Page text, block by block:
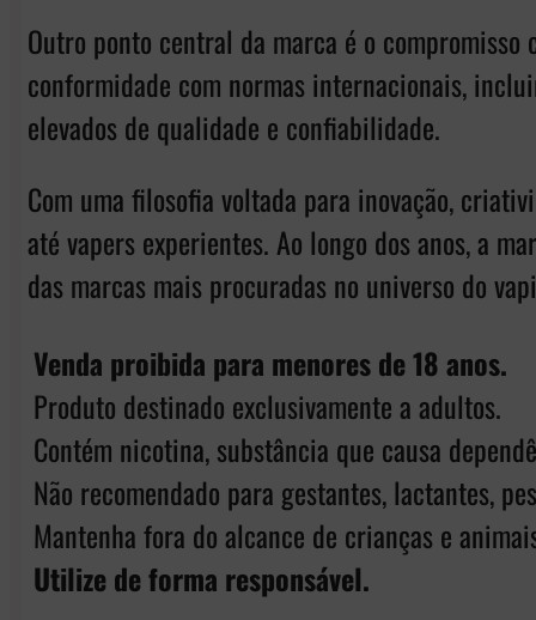
Outro ponto central da marca é o
conformidade com normas internacionais,
elevados de qualidade e confiabilidade.
Com uma filosofia voltada para inovação,
até vapers experientes. Ao longo dos anos, a
das marcas mais procuradas no universo do
Venda proibida para menores de 18 anos.
Produto destinado exclusivamente a adultos.
Contém nicotina, substância que causa
Não recomendado para gestantes, lactantes,
Mantenha fora do alcance de crianças e
Utilize de forma responsável.